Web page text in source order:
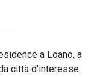
a Loano, a
città d'interesse